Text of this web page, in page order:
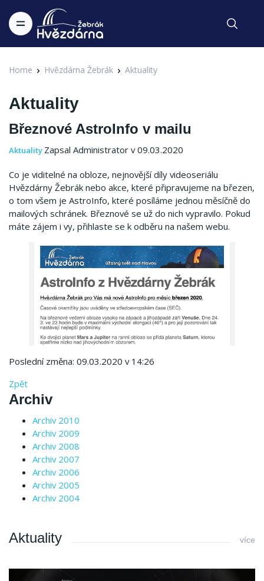
Home Hvězdárna Žebrák Aktuality
Aktuality
Březnové AstroInfo v mailu
Aktuality Zapsal Administrator v 09.03.2020
Co je viditelné na obloze, nejnovější díly videoseriálu
Hvězdárny Žebrák nebo akce, které připravujeme na březen,
o tom všem je AstroInfo, které posíláme jednou měsíčně do
mailových schránek. Březnové se už do nich vypravilo. Pokud
máte zájem i vy, přihlaste se k odběru na našem webu.
Poslední změna: 09.03.2020 v 14:26
Zpět
Archiv
Archiv 2010
Archiv 2009
Archiv 2008
Archiv 2007
Archiv 2006
Archiv 2005
Archiv 2004
Aktuality více